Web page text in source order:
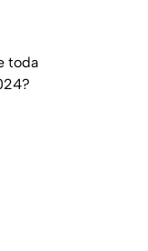
toda